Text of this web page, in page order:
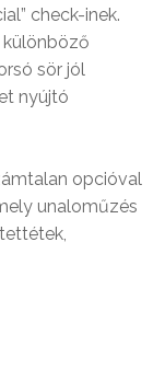
check-inek.
különböző
sör jól
nyújtó
opcióval
unaloműzés